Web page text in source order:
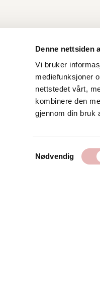
Denne nettsiden
Vi bruker
mediefunksjoner
nettstedet vårt,
kombinere den
gjennom din bruk
Samtykkevalg
Nødvendig